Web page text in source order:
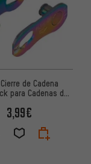
Cierre de Cadena
para Cadenas de
3,99€